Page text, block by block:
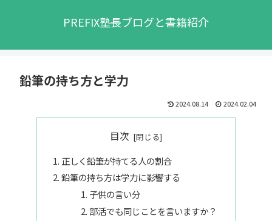
PREFIX塾長ブログと書籍紹介
鉛筆の持ち方と学力
2024.08.14 2024.02.04
目次
正しく鉛筆が持てる人の割合
鉛筆の持ち方は学力に影響する
子供の言い分
部活でも同じことを言いますか？